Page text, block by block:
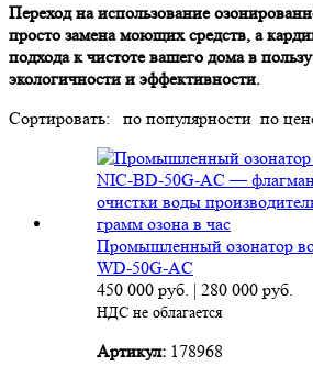
Переход на использование
просто замена моющих средств, а
подхода к чистоте вашего дома в
экологичности и эффективности.
Сортировать:
по популярности по
Промышленный озонатор
WD-50G-AC
450 000 руб. | 280 000 руб.
НДС не облагается
Артикул: 178968